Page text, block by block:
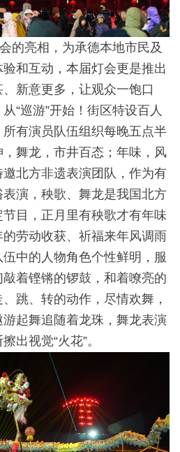
亮相，为承德本地市民及
和互动，本届灯会更是推出
新意更多，让观众一饱口
“巡游”开始！街区特设百人
有演员队伍组织每晚五点半
舞龙，市井百态；年味，风
北方非遗表演团队，作为有
演，秧歌、舞龙是我国北方
目，正月里有秧歌才有年味
劳动收获、祈福来年风调雨
中的人物角色个性鲜明，服
着铿锵的锣鼓，和着嘹亮的
跳、转的动作，尽情欢舞，
起舞追随着龙珠，舞龙表演
出视觉“火花”。